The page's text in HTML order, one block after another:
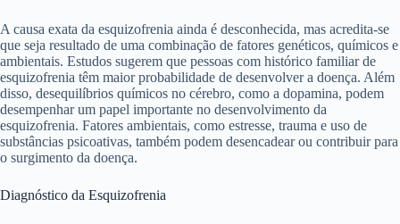
A causa exata da esquizofrenia ainda é desconhecida, mas acredita-se
que seja resultado de uma combinação de fatores genéticos, químicos e
ambientais. Estudos sugerem que pessoas com histórico familiar de
esquizofrenia têm maior probabilidade de desenvolver a doença. Além
disso, desequilíbrios químicos no cérebro, como a dopamina, podem
desempenhar um papel importante no desenvolvimento da
esquizofrenia. Fatores ambientais, como estresse, trauma e uso de
substâncias psicoativas, também podem desencadear ou contribuir para
o surgimento da doença.
Diagnóstico da Esquizofrenia